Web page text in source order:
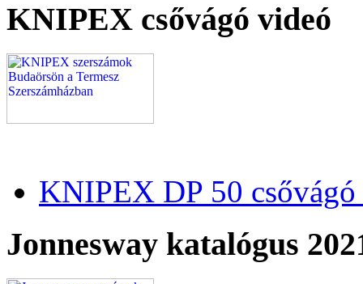
KNIPEX csővágó videó
KNIPEX DP 50
Jonnesway katalógus